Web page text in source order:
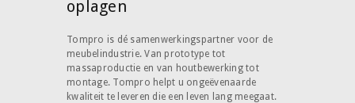
oplagen
Tompro is dé samenwerkingspartner voor de
meubelindustrie. Van prototype tot
massaproductie en van houtbewerking tot
montage. Tompro helpt u ongeëvenaarde
kwaliteit te leveren die een leven lang meegaat.